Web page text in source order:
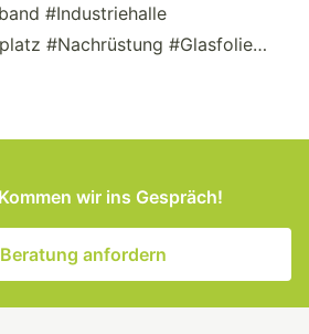
#Industriehalle
#Nachrüstung #Glasfolie
wir ins Gespräch!
anfordern